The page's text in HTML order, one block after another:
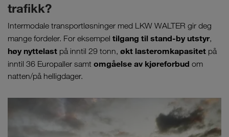
trafikk?
Intermodale transportløsninger med LKW WALTER gir deg
mange fordeler. For eksempel tilgang til stand-by utstyr,
høy nyttelast på inntil 29 tonn, økt lasteromkapasitet på
inntil 36 Europaller samt omgåelse av kjøreforbud om
natten/på helligdager.